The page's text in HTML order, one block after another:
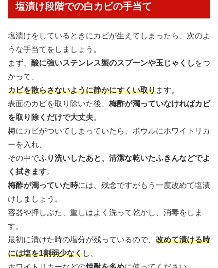
塩漬け段階での白カビの手当て
塩漬けをしているときにカビが生えてしまったら、次のよ
うな手当てをしましょう。
まず、 酸に強いステンレス製のスプーンや玉じゃくし をつ
かって、
カビを散らさないように静かにすくい取ります。
表面のカビを取り除いた後、 梅酢が濁っていなければカビ
を取り除くだけで大丈夫。
梅にカビがついてしまっていたら、ボウルにホワイトリカ
ーを入れ、
その中でふり洗いしたあと、清潔な乾いたふきんなどでよ
く拭きます。
梅酢が濁っていた時には、残念ですがもう一度改めて塩漬
けしましょう。
容器や押しぶた、重しはよく洗って乾かし、消毒をしま
す。
最初に漬けた時の塩分が残っているので、 改めて漬ける時
には塩を1割弱少なくし、